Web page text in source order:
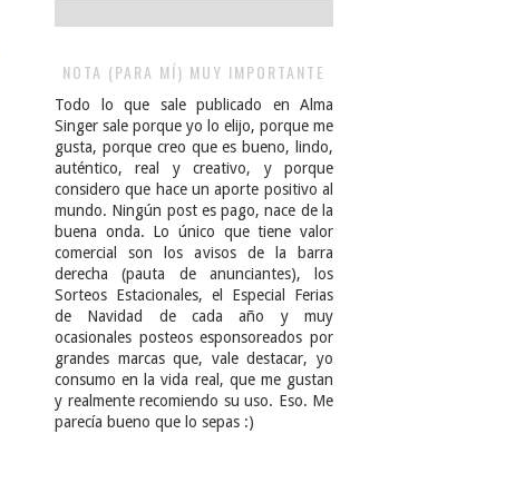
NOTA (PARA MÍ) MUY IMPORTANTE
Todo lo que sale publicado en Alma
Singer sale porque yo lo elijo, porque me
gusta, porque creo que es bueno, lindo,
auténtico, real y creativo, y porque
considero que hace un aporte positivo al
mundo. Ningún post es pago, nace de la
buena onda. Lo único que tiene valor
comercial son los avisos de la barra
derecha (pauta de anunciantes), los
Sorteos Estacionales, el Especial Ferias
de Navidad de cada año y muy
ocasionales posteos esponsoreados por
grandes marcas que, vale destacar, yo
consumo en la vida real, que me gustan
y realmente recomiendo su uso. Eso. Me
parecía bueno que lo sepas :)